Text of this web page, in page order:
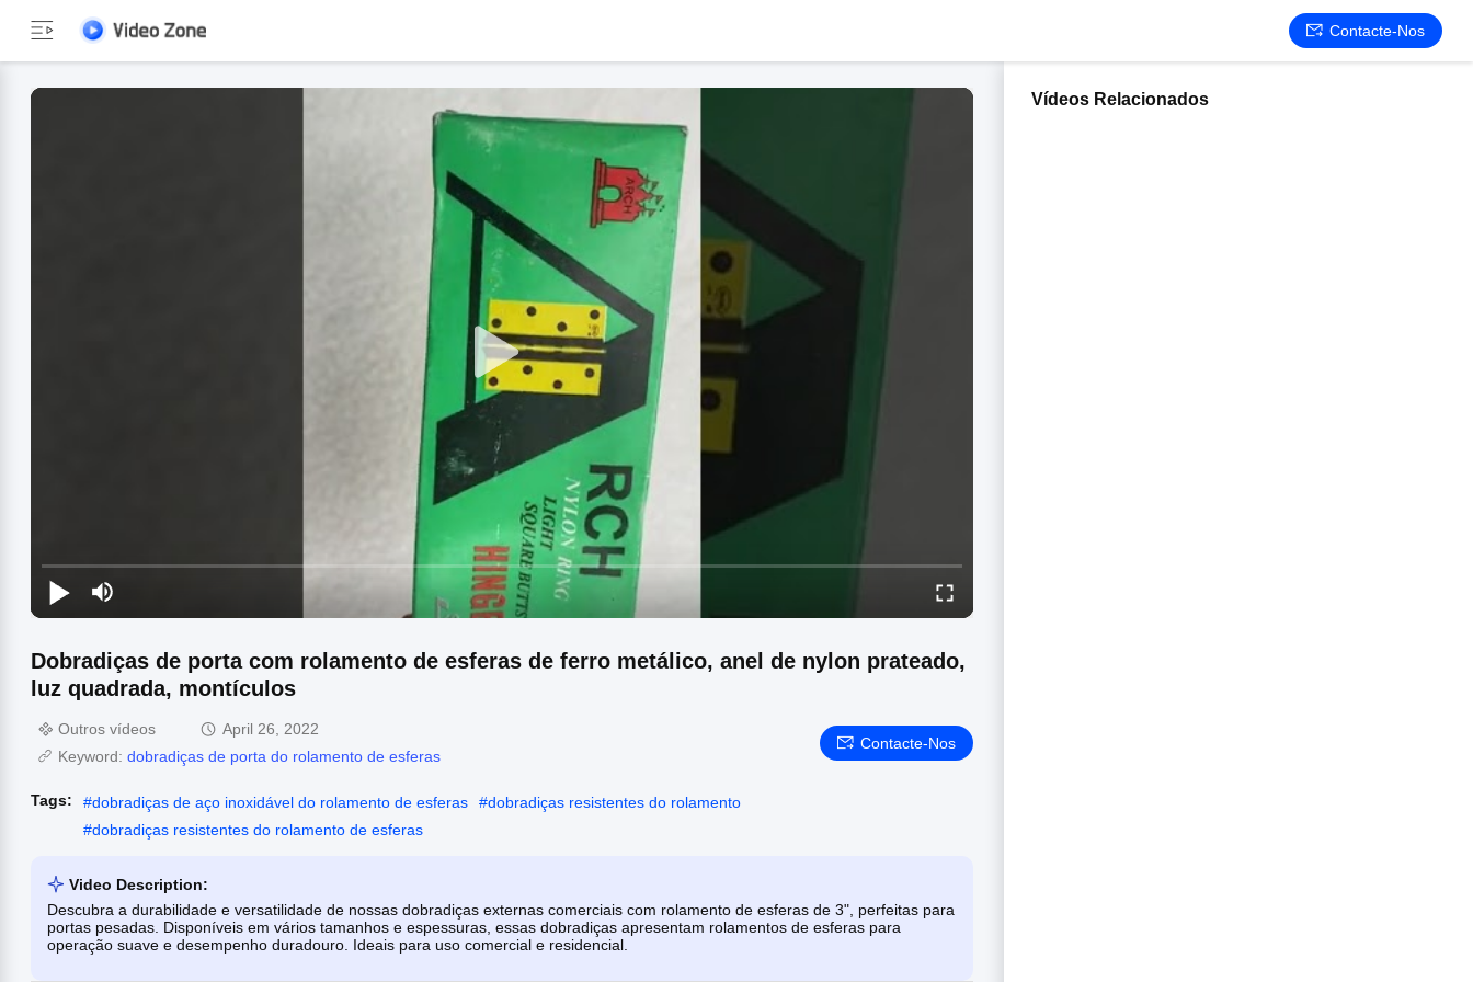
Contacte-Nos
Dobradiças de porta com rolamento de esferas de ferro metálico, anel de nylon prateado,
luz quadrada, montículos
Outros vídeos
April 26, 2022
Keyword: dobradiças de porta do rolamento de esferas
Contacte-Nos
Tags: #dobradiças de aço inoxidável do rolamento de esferas #dobradiças resistentes do rolamento
#dobradiças resistentes do rolamento de esferas
Video Description:
Descubra a durabilidade e versatilidade de nossas dobradiças externas comerciais com rolamento de esferas de 3", perfeitas para
portas pesadas. Disponíveis em vários tamanhos e espessuras, essas dobradiças apresentam rolamentos de esferas para
operação suave e desempenho duradouro. Ideais para uso comercial e residencial.
Vídeos Relacionados